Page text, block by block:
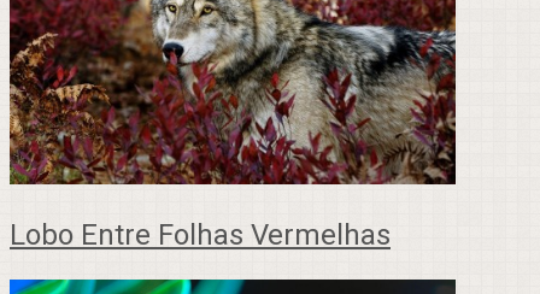
Lobo Entre Folhas Vermelhas